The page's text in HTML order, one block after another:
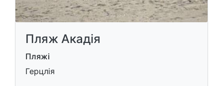
Пляж Акадія
Пляжі
Герцлія